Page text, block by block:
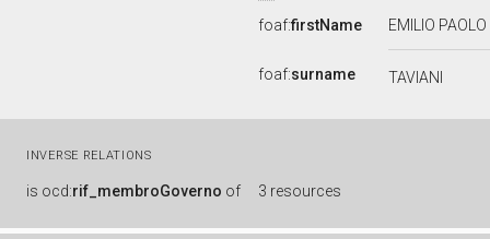
foaf:firstName EMILIO PAOLO
foaf:surname TAVIANI
INVERSE RELATIONS
is ocd:rif_membroGoverno of 3 resources